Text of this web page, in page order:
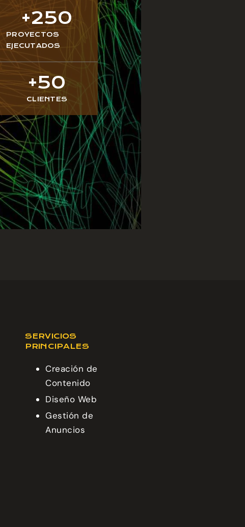
PROYECTOS
EJECUTADOS
+250
CLIENTES
+50
SERVICIOS
PRINCIPALES
Creación de
Contenido
Diseño Web
Gestión de
Anuncios